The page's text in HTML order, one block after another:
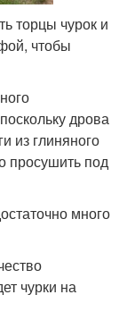
торцы чурок и
чтобы
дрова
из глиняного
просушить под
много
чурки на